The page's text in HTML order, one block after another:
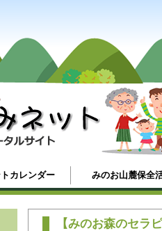
カレンダー みのお山麓保全
【みのお森のセラ